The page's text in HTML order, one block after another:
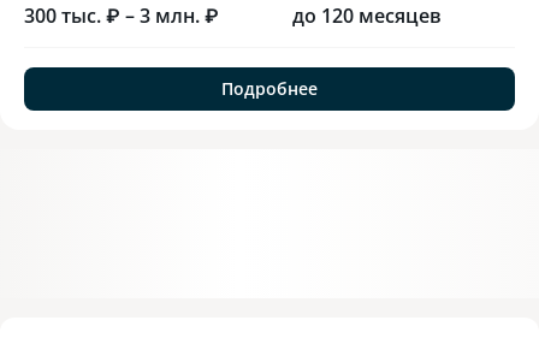
300 тыс. ₽ – 3 млн. ₽ до 120 месяцев
Подробнее